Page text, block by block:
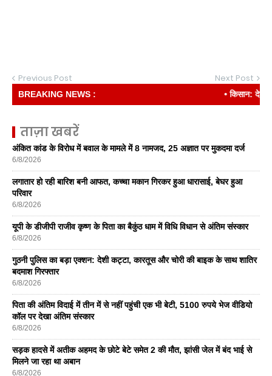
Previous Post Next Post
BREAKING NEWS : • किसान: देश की
ताज़ा खबरें
अंकित कांड के विरोध में बवाल के मामले में 8 नामजद, 25 अज्ञात पर मुकदमा दर्ज
6/8/2026
लगातार हो रही बारिश बनी आफत, कच्चा मकान गिरकर हुआ धारासाई, बेघर हुआ
परिवार
6/8/2026
यूपी के डीजीपी राजीव कृष्ण के पिता का बैकुंठ धाम में विधि विधान से अंतिम संस्कार
6/8/2026
गुठनी पुलिस का बड़ा एक्शन: देशी कट्टा, कारतूस और चोरी की बाइक के साथ शातिर
बदमाश गिरफ्तार
6/8/2026
पिता की अंतिम विदाई में तीन में से नहीं पहुंची एक भी बेटी, 5100 रुपये भेज वीडियो
कॉल पर देखा अंतिम संस्कार
6/8/2026
सड़क हादसे में अतीक अहमद के छोटे बेटे समेत 2 की मौत, झांसी जेल में बंद भाई से
मिलने जा रहा था अबान
6/8/2026